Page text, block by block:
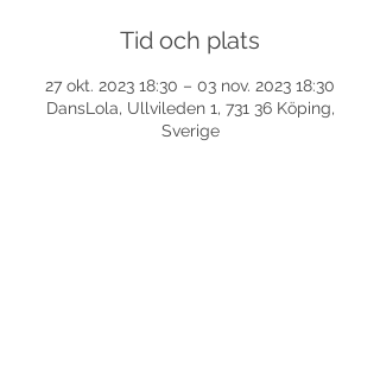
Tid och plats
27 okt. 2023 18:30 – 03 nov. 2023 18:30
DansLola, Ullvileden 1, 731 36 Köping,
Sverige